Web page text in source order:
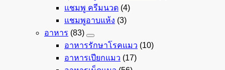
แชมพู ครีมนวด (4)
แชมพูอาบแห้ง (3)
อาหาร (83)
อาหารรักษาโรคแมว (10)
อาหารเปียกแมว (17)